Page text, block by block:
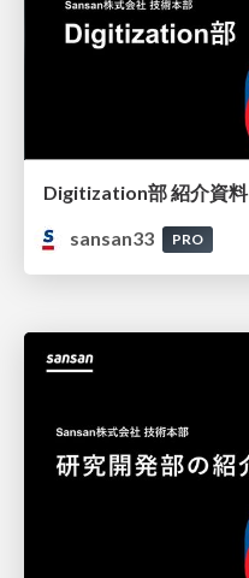
Digitization部 紹介資料
sansan33
PRO